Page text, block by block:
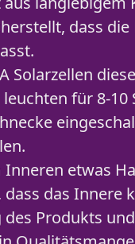
dass die
Solarzellen
für 8-10
etwas
dass das Innere
Produkts